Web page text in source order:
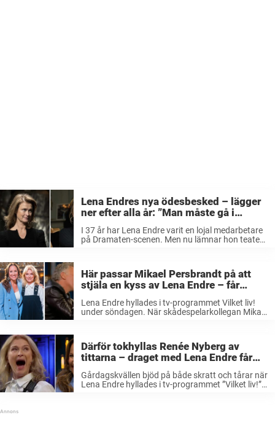
Lena Endres nya ödesbesked – lägger
ner efter alla år: ”Man måste gå i
pension”
I 37 år har Lena Endre varit en lojal medarbetare
på Dramaten-scenen. Men nu lämnar hon teatern
Här passar Mikael Persbrandt på att
stjäla en kyss av Lena Endre – får
Lena Endre hyllades i tv-programmet Vilket liv!
under söndagen. När skådespelarkollegan Mikael
skådespelarna tog Nybergs ord på ...
Därför tokhyllas Renée Nyberg av
tittarna – draget med Lena Endre får
alla att smälta: ”Magiskt”
Gårdagskvällen bjöd på både skratt och tårar när
Lena Endre hyllades i tv-programmet ”Vilket liv!”.